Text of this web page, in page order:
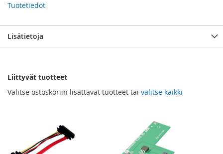
Tuotetiedot
Lisätietoja
Liittyvät tuotteet
Valitse ostoskoriin lisättävät tuotteet tai valitse kaikki